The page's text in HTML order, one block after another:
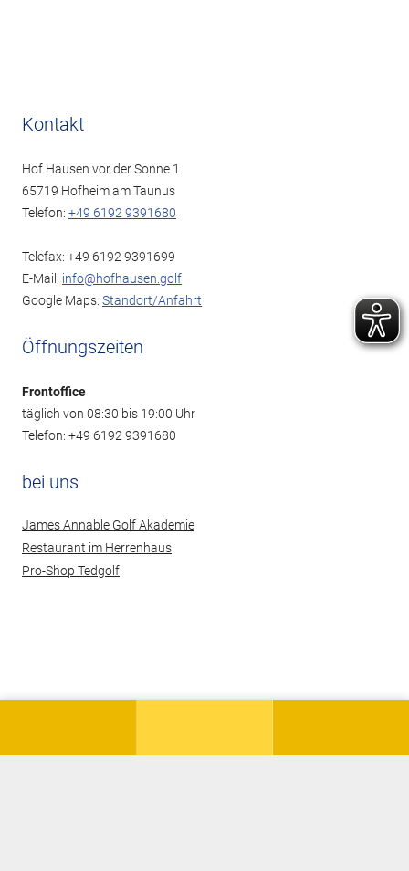
Kontakt
Hof Hausen vor der Sonne 1
65719 Hofheim am Taunus
Telefon: +49 6192 9391680
Telefax: +49 6192 9391699
E-Mail: info@hofhausen.golf
Google Maps: Standort/Anfahrt
Öffnungszeiten
Frontoffice
täglich von 08:30 bis 19:00 Uhr
Telefon: +49 6192 9391680
bei uns
James Annable Golf Akademie
Restaurant im Herrenhaus
Pro-Shop Tedgolf